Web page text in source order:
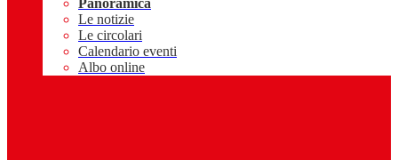
Panoramica
Le notizie
Le circolari
Calendario eventi
Albo online